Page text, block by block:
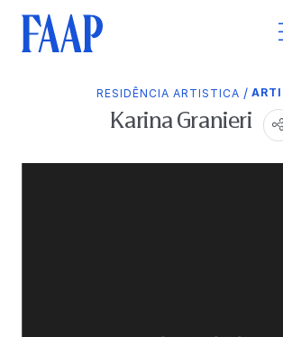
RESIDÊNCIA ARTISTICA /
Karina Granieri